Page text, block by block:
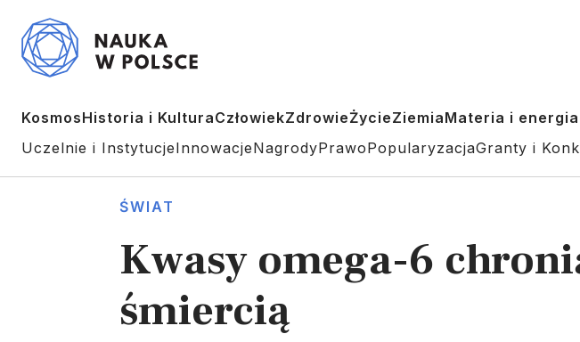
KosmosHistoria i KulturaCzłowiekZdrowieŻycieZiemiaMateria i energia
Uczelnie i InstytucjeInnowacjeNagrodyPrawoPopularyzacjaGranty i
ŚWIAT
Kwasy omega-6
śmiercią